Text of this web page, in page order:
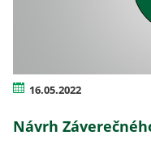
16.05.2022
Návrh